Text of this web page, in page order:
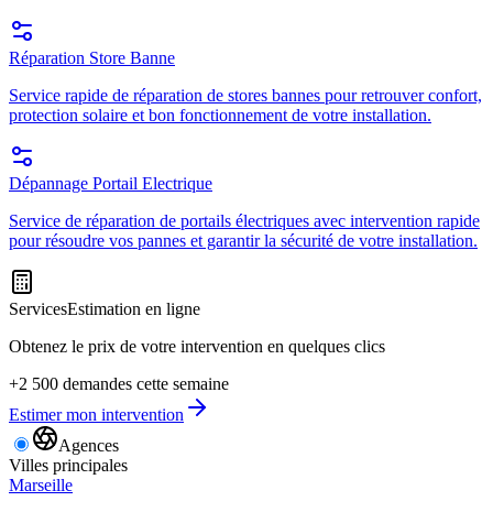
Réparation Store Banne
Service rapide de réparation de stores bannes pour retrouver confort,
protection solaire et bon fonctionnement de votre installation.
Dépannage Portail Electrique
Service de réparation de portails électriques avec intervention rapide
pour résoudre vos pannes et garantir la sécurité de votre installation.
ServicesEstimation en ligne
Obtenez le prix de votre intervention en quelques clics
+2 500 demandes cette semaine
Estimer mon intervention
Agences
Villes principales
Marseille